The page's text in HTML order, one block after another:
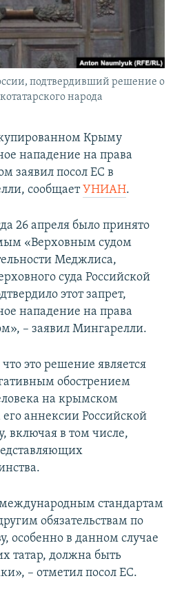
подтвердивший решение о
народа
Крыму
нападение на права
заявил посол ЕС в
сообщает УНИАН.
26 апреля было принято
«Верховным судом
Меджлиса,
суда Российской
этот запрет,
нападение на права
– заявил Мингарелли.
это решение является
обострением
на крымском
аннексии Российской
включая в том числе,
международным стандартам
обязательствам по
особенно в данном случае
татар, должна быть
– отметил посол ЕС.